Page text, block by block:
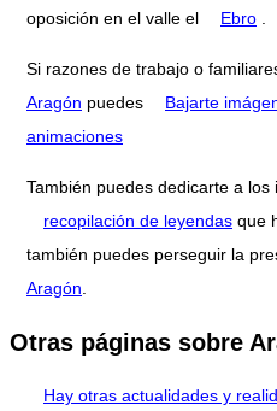
oposición en el valle el
Ebro
Si razones de trabajo o
Aragón puedes
Bajarte
animaciones
También puedes dedicarte a los
recopilación de leyendas que
también puedes perseguir la
Aragón
Otras páginas sobre
Hay otras actualidades y